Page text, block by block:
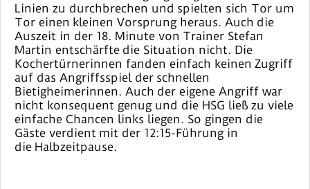
Linien zu durchbrechen und spielten sich Tor um
Tor einen kleinen Vorsprung heraus. Auch die
Auszeit in der 18. Minute von Trainer Stefan
Martin entschärfte die Situation nicht. Die
Kochertürnerinnen fanden einfach keinen Zugriff
auf das Angriffsspiel der schnellen
Bietigheimerinnen. Auch der eigene Angriff war
nicht konsequent genug und die HSG ließ zu viele
einfache Chancen links liegen. So gingen die
Gäste verdient mit der 12:15-Führung in
die Halbzeitpause.